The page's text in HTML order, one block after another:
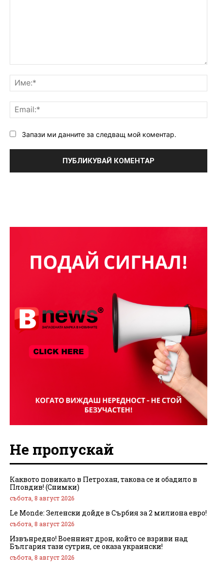
Запази ми данните за следващ мой коментар.
Не пропускай
Каквото повикало в Петрохан, такова се и обадило в
Пловдив! (Снимки)
събота, 8 август 2026
Le Monde: Зеленски дойде в Сърбия за 2 милиона евро!
събота, 8 август 2026
Извънредно! Военният дрон, който се взриви над
България тази сутрин, се оказа украински!
събота, 8 август 2026